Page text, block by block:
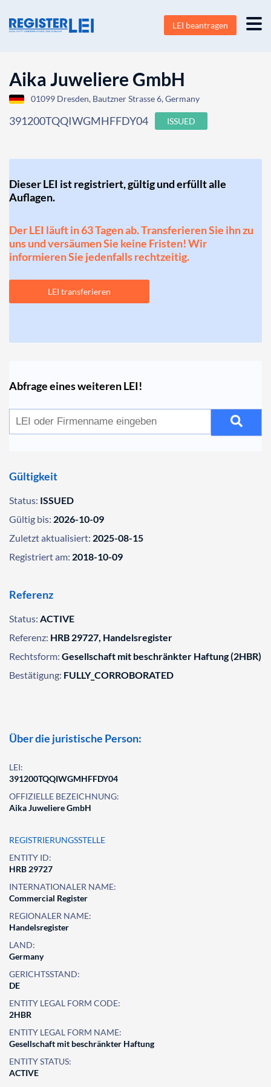
LEI beantragen
Aika Juweliere GmbH
01099 Dresden, Bautzner Strasse 6, Germany
391200TQQIWGMHFFDY04 ISSUED
Dieser LEI ist registriert, gültig und erfüllt alle
Auflagen.
Der LEI läuft in 63 Tagen ab. Transferieren Sie ihn zu
uns und versäumen Sie keine Fristen! Wir
informieren Sie jedenfalls rechtzeitig.
LEI transferieren
Abfrage eines weiteren LEI!
Gültigkeit
Status: ISSUED
Gültig bis: 2026-10-09
Zuletzt aktualisiert: 2025-08-15
Registriert am: 2018-10-09
Referenz
Status: ACTIVE
Referenz: HRB 29727, Handelsregister
Rechtsform: Gesellschaft mit beschränkter Haftung (2HBR)
Bestätigung: FULLY_CORROBORATED
Über die juristische Person:
LEI:
391200TQQIWGMHFFDY04
OFFIZIELLE BEZEICHNUNG:
Aika Juweliere GmbH
REGISTRIERUNGSSTELLE
ENTITY ID:
HRB 29727
INTERNATIONALER NAME:
Commercial Register
REGIONALER NAME:
Handelsregister
LAND:
Germany
GERICHTSSTAND:
DE
ENTITY LEGAL FORM CODE:
2HBR
ENTITY LEGAL FORM NAME:
Gesellschaft mit beschränkter Haftung
ENTITY STATUS:
ACTIVE